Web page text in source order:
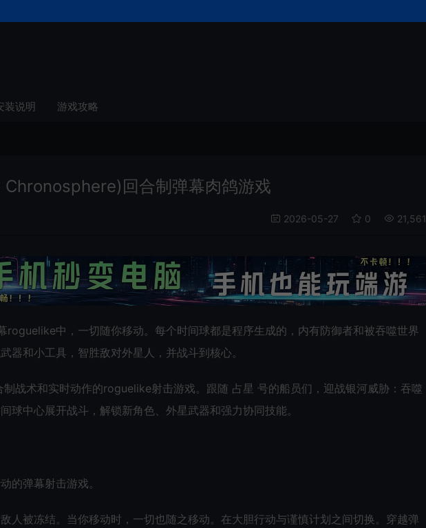
装说明 游戏攻略
回合制弹幕肉鸽游戏
2026-05-27 0 21,561
roguelike中，一切随你移动。每个时间球都是程序生成的，内有防御者和被吞噬世界
器和小工具，智胜敌对外星人，并战斗到核心。
制战术和实时动作的roguelike射击游戏。跟随 占星 号的船员们，迎战银河威胁：吞噬
球中心展开战斗，解锁新角色、外星武器和强力协同技能。
的弹幕射击游戏。
人被冻结。当你移动时，一切也随之移动。在大胆行动与谨慎计划之间切换。穿越弹